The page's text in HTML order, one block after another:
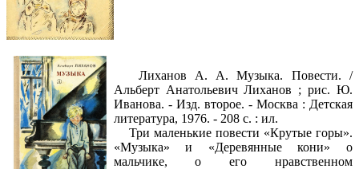
Лиханов А. А. Музыка. Повести. /
Альберт Анатольевич Лиханов ; рис. Ю.
Иванова. - Изд. второе. - Москва : Детская
литература, 1976. - 208 с. : ил.
Три маленькие повести «Крутые горы».
«Музыка» и «Деревянные кони» о
мальчике, о его нравственном